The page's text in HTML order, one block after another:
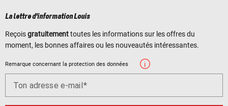
La lettre d'information Louis
Reçoisgratuitementtoutes les informations sur les offres du
moment, les bonnes affaires ou les nouveautés intéressantes.
Remarque concernant la protection des données
Ton adresse e-mail